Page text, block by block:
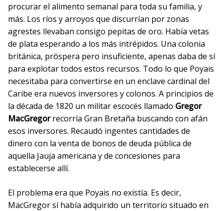
procurar el alimento semanal para toda su familia, y
más. Los ríos y arroyos que discurrían por zonas
agrestes llevaban consigo pepitas de oro. Había vetas
de plata esperando a los más intrépidos. Una colonia
británica, próspera pero insuficiente, apenas daba de sí
para explotar todos estos recursos. Todo lo que Poyais
necesitaba para convertirse en un enclave cardinal del
Caribe era nuevos inversores y colonos. A principios de
la década de 1820 un militar escocés llamado Gregor
MacGregorrecorría Gran Bretaña buscando con afán
esos inversores. Recaudó ingentes cantidades de
dinero con la venta de bonos de deuda pública de
aquella Jauja americana y de concesiones para
establecerse allí.
El problema era que Poyais no existía. Es decir,
MacGregor sí había adquirido un territorio situado en